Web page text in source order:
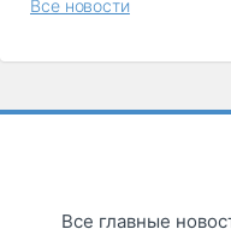
Все новости
Все главные